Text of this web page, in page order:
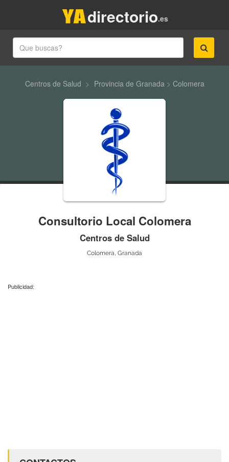
.es
directorio
Centros de Salud > Provincia de Granada> Colomera
Consultorio Local Colomera
Centros de Salud
Colomera, Granada
Publicidad: